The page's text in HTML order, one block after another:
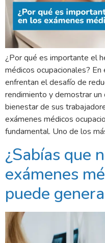
¿Por qué es importante el
médicos ocupacionales?
enfrentan el desafío de
rendimiento y demostrar
bienestar de sus
exámenes médicos
fundamental. Uno de los
¿Sabías que
exámenes
puede